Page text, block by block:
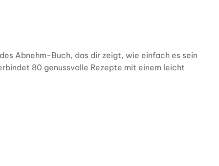
Abnehm-Buch, das dir zeigt, wie einfach es sein
80 genussvolle Rezepte mit einem leicht
zusammenhängt. Die Darm-fit-Formel bündelt dieses